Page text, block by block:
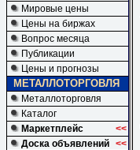
Мировые цены
Цены на биржах
Вопрос месяца
Публикации
Цены и прогнозы
МЕТАЛЛОТОРГОВЛЯ
Металлоторговля
Каталог
Маркетплейс
<<
Доска объявлений <<